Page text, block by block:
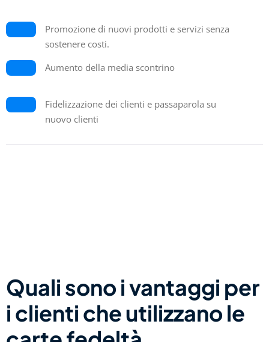
Promozione di nuovi prodotti e servizi senza
sostenere costi.
Aumento della media scontrino
Fidelizzazione dei clienti e passaparola su
nuovo clienti
Quali sono i vantaggi per
i clienti che utilizzano le